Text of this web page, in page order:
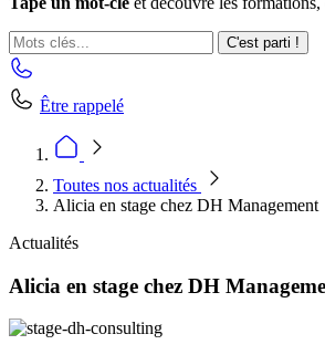
C'est parti !
Être rappelé
Toutes nos actualités
Alicia en stage chez DH Management
Actualités
Alicia en stage chez DH